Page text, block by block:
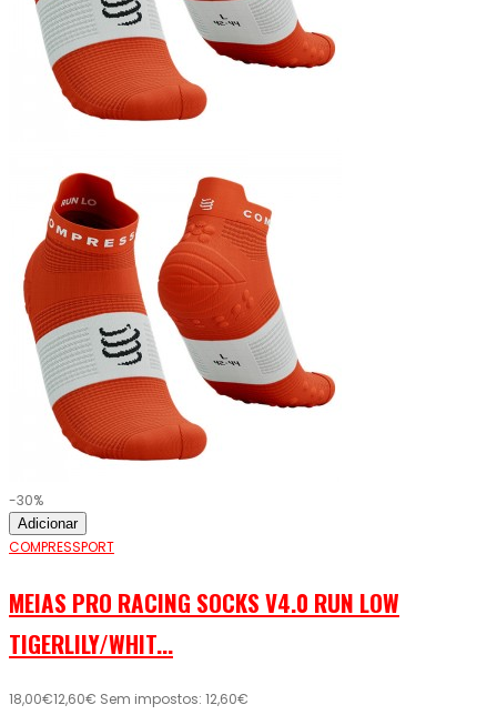
-30%
Adicionar
COMPRESSPORT
MEIAS PRO RACING SOCKS V4.0 RUN LOW
TIGERLILY/WHIT...
18,00€12,60€ Sem impostos: 12,60€